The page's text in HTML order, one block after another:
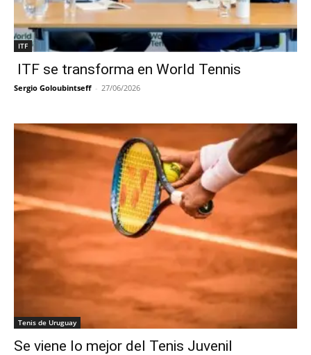
ITF
ITF se transforma en World Tennis
Sergio Goloubintseff - 27/06/2026
Tenis de Uruguay
Se viene lo mejor del Tenis Juvenil